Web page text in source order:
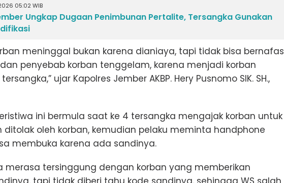
05:02 WIB
Ungkap Dugaan Penimbunan Pertalite, Tersangka Gunakan
meninggal bukan karena dianiaya, tapi tidak bisa bernafas
penyebab korban tenggelam, karena menjadi korban
ujar Kapolres Jember AKBP. Hery Pusnomo SIK. SH.,
ini bermula saat ke 4 tersangka mengajak korban untuk
ditolak oleh korban, kemudian pelaku meminta handphone
membuka karena ada sandinya.
merasa tersinggung dengan korban yang memberikan